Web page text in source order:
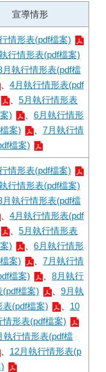
宣導情形
情形表(pdf檔案)
行情形表(pdf檔案)
月執行情形表(pdf檔
4月執行情形表(pdf
5月執行情形表
)
6月執行情形
案)
7月執行情
檔案)
情形表(pdf檔案)
行情形表(pdf檔案)
月執行情形表(pdf檔
4月執行情形表(pdf
5月執行情形表
)
6月執行情形
案)
7月執行情
檔案)
8月執行
(pdf檔案)
9月執
表(pdf檔案)
10
情形表(pdf檔案)
執行情形表(pdf檔
12月執行情形表(p